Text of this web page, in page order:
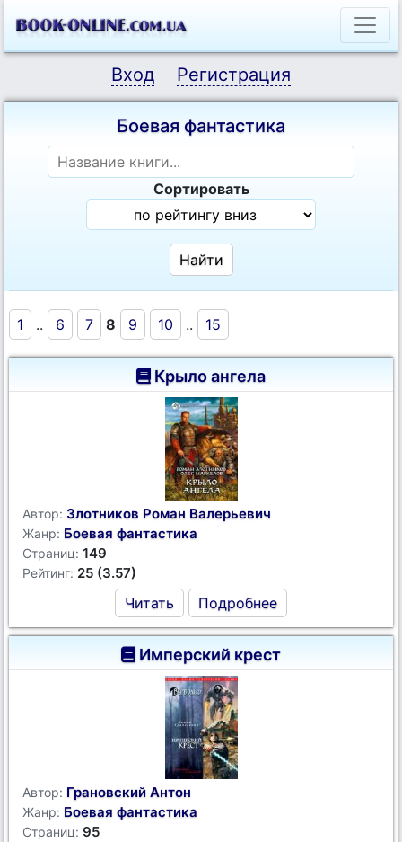
Вход Регистрация
Боевая фантастика
Сортировать
1 .. 6 7 8 9 10 .. 15
Крыло ангела
Автор: Злотников Роман Валерьевич
Жанр: Боевая фантастика
Страниц: 149
Рейтинг: 25 (3.57)
Читать Подробнее
Имперский крест
Автор: Грановский Антон
Жанр: Боевая фантастика
Страниц: 95